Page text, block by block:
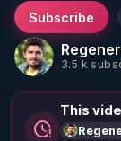
3.5 k
Subscribe
This